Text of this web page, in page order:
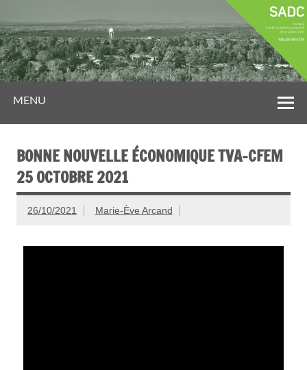
MENU
BONNE NOUVELLE ÉCONOMIQUE TVA-CFEM
25 OCTOBRE 2021
26/10/2021 Marie-Ève Arcand